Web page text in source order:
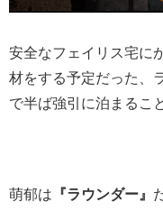
安全なフェイリス宅に
材をする予定だった、
で半ば強引に泊まるこ
萌郁は 『ラウンダー』